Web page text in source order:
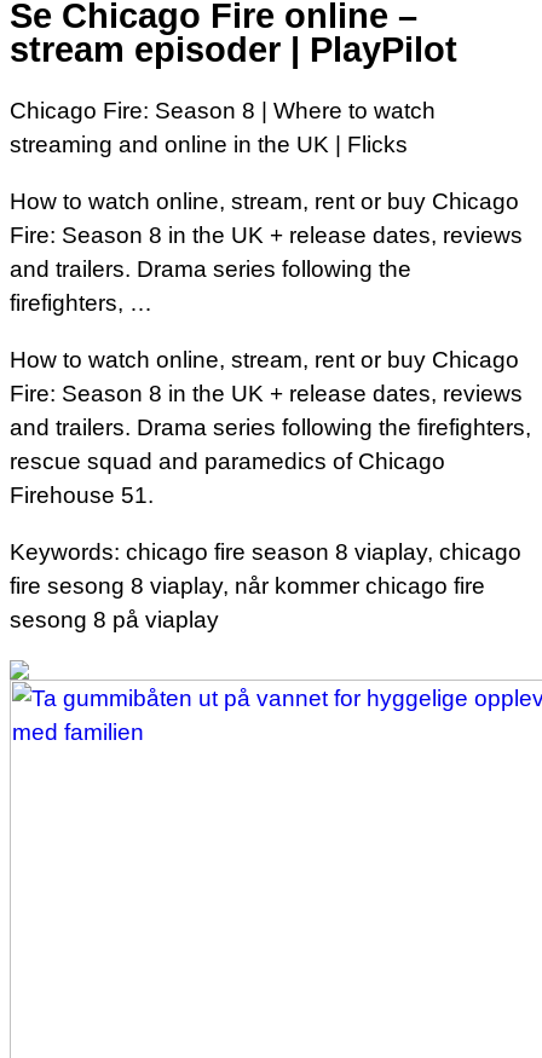
Se Chicago Fire online –
stream episoder | PlayPilot
Chicago Fire: Season 8 | Where to watch
streaming and online in the UK | Flicks
How to watch online, stream, rent or buy Chicago
Fire: Season 8 in the UK + release dates, reviews
and trailers. Drama series following the
firefighters, …
How to watch online, stream, rent or buy Chicago
Fire: Season 8 in the UK + release dates, reviews
and trailers. Drama series following the firefighters,
rescue squad and paramedics of Chicago
Firehouse 51.
Keywords: chicago fire season 8 viaplay, chicago
fire sesong 8 viaplay, når kommer chicago fire
sesong 8 på viaplay